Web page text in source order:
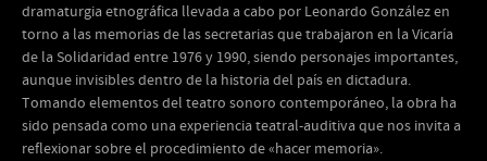
dramaturgia etnográfica llevada a cabo por Leonardo González en
torno a las memorias de las secretarias que trabajaron en la Vicaría
de la Solidaridad entre 1976 y 1990, siendo personajes importantes,
aunque invisibles dentro de la historia del país en dictadura.
Tomando elementos del teatro sonoro contemporáneo, la obra ha
sido pensada como una experiencia teatral-auditiva que nos invita a
reflexionar sobre el procedimiento de «hacer memoria».